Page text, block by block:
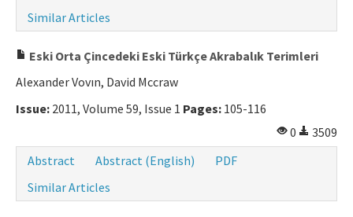
Similar Articles
Eski Orta Çincedeki Eski Türkçe Akrabalık Terimleri
Alexander Vovın, David Mccraw
Issue: 2011, Volume 59, Issue 1 Pages: 105-116
0
3509
Abstract
Abstract (English)
PDF
Similar Articles